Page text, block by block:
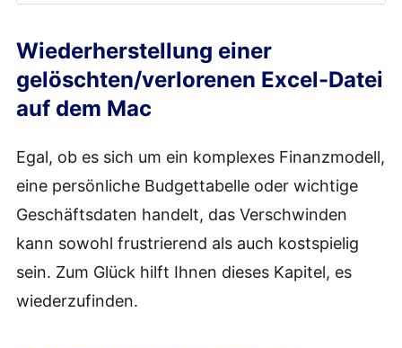
Wiederherstellung einer
gelöschten/verlorenen Excel-Datei
auf dem Mac
Egal, ob es sich um ein komplexes Finanzmodell,
eine persönliche Budgettabelle oder wichtige
Geschäftsdaten handelt, das Verschwinden
kann sowohl frustrierend als auch kostspielig
sein. Zum Glück hilft Ihnen dieses Kapitel, es
wiederzufinden.